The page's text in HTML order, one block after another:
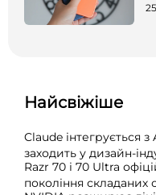
Найсвіжіше
Claude інтегрується
заходить у дизайн-
Razr 70 і 70 Ultra
покоління складаних